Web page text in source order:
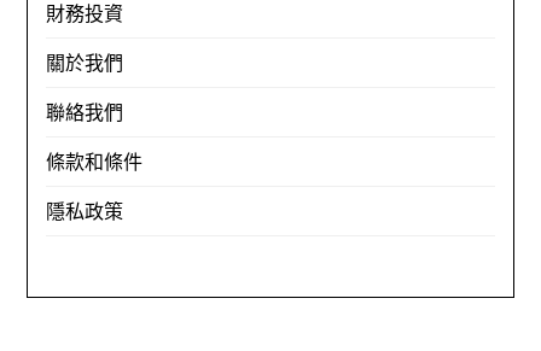
財務投資
關於我們
聯絡我們
條款和條件
隱私政策